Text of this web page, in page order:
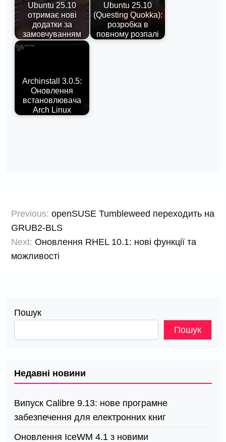
Ubuntu 25.10
отримає нові
додатки за
замовчуванням
Ubuntu 25.10
(Questing Quokka):
розробка в
повному розпалі
Archinstall 3.0.5:
Оновлення
встановлювача
Arch Linux
записів
Previous: openSUSE Tumbleweed переходить на
GRUB2-BLS
Next: Оновлення RHEL 10.1: нові функції та
можливості
Пошук
Пошук
Недавні новини
Випуск Calibre 9.13: нове програмне
забезпечення для електронних книг
Оновлення IceWM 4.1 з новими